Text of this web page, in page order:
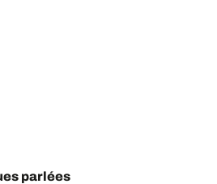
parlées
parlées